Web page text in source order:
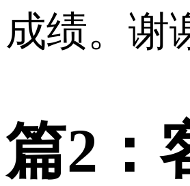
成绩。谢
篇2：